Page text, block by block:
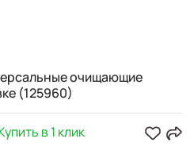
очищающие
(125960)
в 1 клик